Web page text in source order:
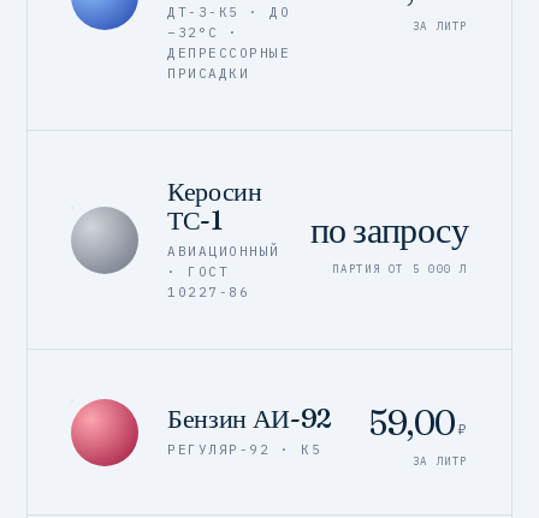
ДТ-З-К5 · ДО
−32°C ·
ДЕПРЕССОРНЫЕ
ПРИСАДКИ
ЗА ЛИТР
Керосин
ТС-1
АВИАЦИОННЫЙ
· ГОСТ
10227-86
по запросу
ПАРТИЯ ОТ 5 000 Л
Бензин АИ-92
РЕГУЛЯР-92 · К5
59,00₽
ЗА ЛИТР